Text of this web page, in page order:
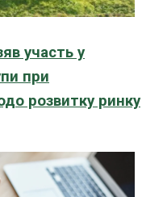
участь у
при
розвитку ринку